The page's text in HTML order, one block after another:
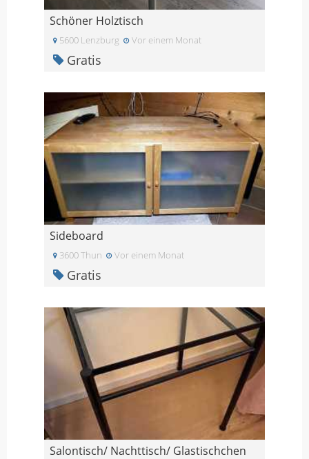
Schöner Holztisch
5600 Lenzburg Vor einem Monat
Gratis
Sideboard
3600 Thun Vor einem Monat
Gratis
Salontisch/ Nachttisch/ Glastischchen